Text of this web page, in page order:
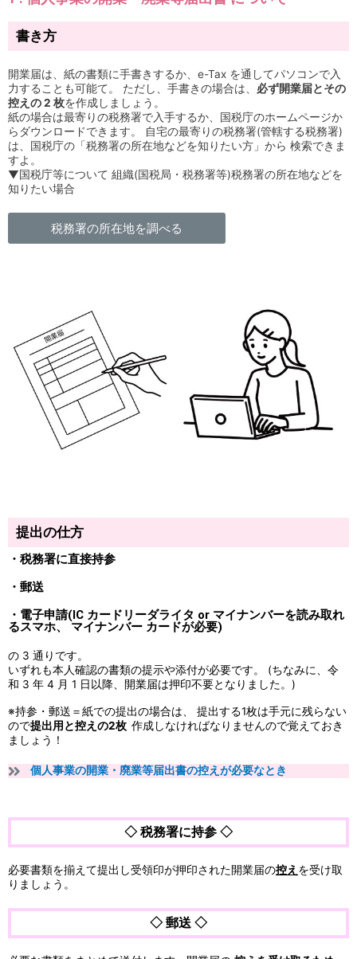
書き方
開業届は、紙の書類に手書きするか、e-Tax を通してパソコンで入
力することも可能て。 ただし、手書きの場合は、 必ず開業届とその
控えの 2 枚を作成しましょう。
紙の場合は最寄りの税務署で入手するか、国税庁のホームページか
らダウンロードできます。 自宅の最寄りの税務署(管轄する税務署)
は、国税庁の「税務署の所在地などを知りたい方」から 検索できま
すよ。
▼国税庁等について 組織(国税局・税務署等)税務署の所在地などを
知りたい場合
税務署の所在地を調べる
提出の仕方
・税務署に直接持参
・郵送
・電子申請(IC カードリーダライタ or マイナンバーを読み取れ
るスマホ、 マイナンバー カードが必要)
の 3 通りです。
いずれも本人確認の書類の提示や添付が必要です。 (ちなみに、令
和 3 年 4 月 1 日以降、開業届は押印不要となりました。)
※持参・郵送＝紙での提出の場合は、 提出する1枚は手元に残らない
ので提出用と控えの2枚 作成しなければなりませんので覚えておき
ましょう！
個人事業の開業・廃業等届出書の控えが必要なとき
◇ 税務署に持参 ◇
必要書類を揃えて提出し受領印が押印された開業届の控え を受け取
りましょう。
◇ 郵送 ◇